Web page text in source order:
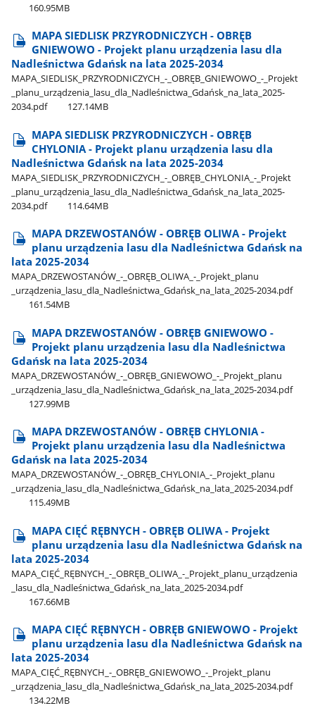
160.95MB
MAPA SIEDLISK PRZYRODNICZYCH - OBRĘB
GNIEWOWO - Projekt planu urządzenia lasu dla
Nadleśnictwa Gdańsk na lata 2025-2034
MAPA​_SIEDLISK​_PRZYRODNICZYCH​_-​_OBRĘB​_GNIEWOWO​_-​_Projekt​
_planu​_urządzenia​_lasu​_dla​_Nadleśnictwa​_Gdańsk​_na​_lata​_2025-
2034.pdf
127.14MB
MAPA SIEDLISK PRZYRODNICZYCH - OBRĘB
CHYLONIA - Projekt planu urządzenia lasu dla
Nadleśnictwa Gdańsk na lata 2025-2034
MAPA​_SIEDLISK​_PRZYRODNICZYCH​_-​_OBRĘB​_CHYLONIA​_-​_Projekt​
_planu​_urządzenia​_lasu​_dla​_Nadleśnictwa​_Gdańsk​_na​_lata​_2025-
2034.pdf
114.64MB
MAPA DRZEWOSTANÓW - OBRĘB OLIWA - Projekt
planu urządzenia lasu dla Nadleśnictwa Gdańsk na
lata 2025-2034
MAPA​_DRZEWOSTANÓW​_-​_OBRĘB​_OLIWA​_-​_Projekt​_planu​
_urządzenia​_lasu​_dla​_Nadleśnictwa​_Gdańsk​_na​_lata​_2025-2034.pdf
161.54MB
MAPA DRZEWOSTANÓW - OBRĘB GNIEWOWO -
Projekt planu urządzenia lasu dla Nadleśnictwa
Gdańsk na lata 2025-2034
MAPA​_DRZEWOSTANÓW​_-​_OBRĘB​_GNIEWOWO​_-​_Projekt​_planu​
_urządzenia​_lasu​_dla​_Nadleśnictwa​_Gdańsk​_na​_lata​_2025-2034.pdf
127.99MB
MAPA DRZEWOSTANÓW - OBRĘB CHYLONIA -
Projekt planu urządzenia lasu dla Nadleśnictwa
Gdańsk na lata 2025-2034
MAPA​_DRZEWOSTANÓW​_-​_OBRĘB​_CHYLONIA​_-​_Projekt​_planu​
_urządzenia​_lasu​_dla​_Nadleśnictwa​_Gdańsk​_na​_lata​_2025-2034.pdf
115.49MB
MAPA CIĘĆ RĘBNYCH - OBRĘB OLIWA - Projekt
planu urządzenia lasu dla Nadleśnictwa Gdańsk na
lata 2025-2034
MAPA​_CIĘĆ​_RĘBNYCH​_-​_OBRĘB​_OLIWA​_-​_Projekt​_planu​_urządzenia​
_lasu​_dla​_Nadleśnictwa​_Gdańsk​_na​_lata​_2025-2034.pdf
167.66MB
MAPA CIĘĆ RĘBNYCH - OBRĘB GNIEWOWO - Projekt
planu urządzenia lasu dla Nadleśnictwa Gdańsk na
lata 2025-2034
MAPA​_CIĘĆ​_RĘBNYCH​_-​_OBRĘB​_GNIEWOWO​_-​_Projekt​_planu​
_urządzenia​_lasu​_dla​_Nadleśnictwa​_Gdańsk​_na​_lata​_2025-2034.pdf
134.22MB